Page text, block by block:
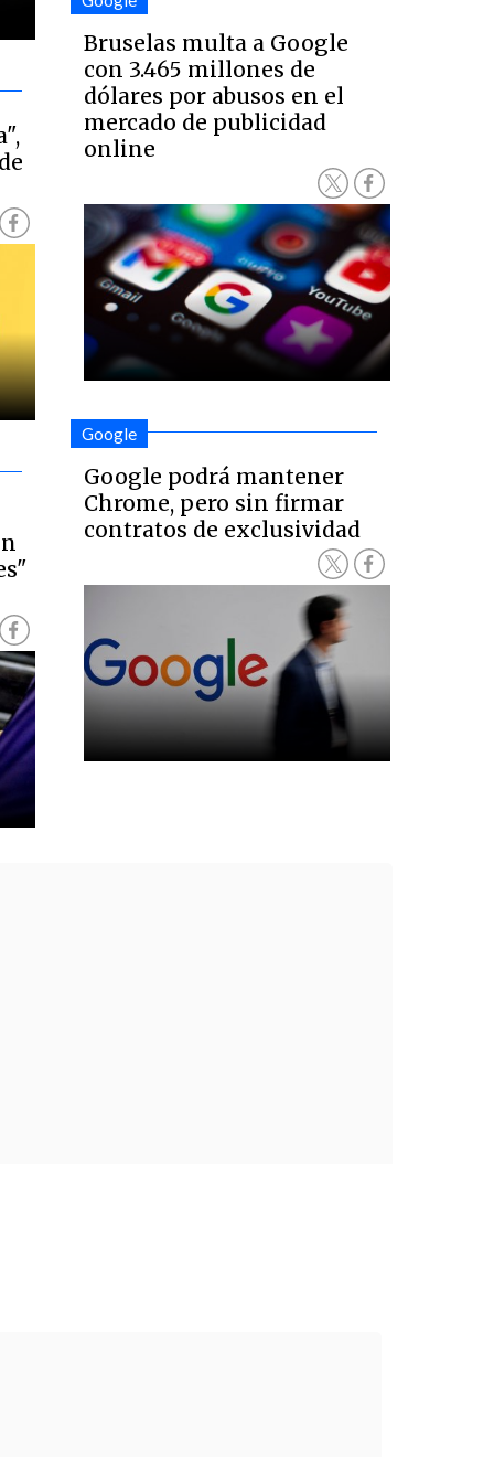
Bruselas multa a Google
con 3.465 millones de
dólares por abusos en el
mercado de publicidad
online
Google
Google podrá mantener
Chrome, pero sin firmar
contratos de exclusividad